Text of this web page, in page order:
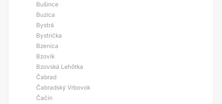
Bušince
Buzica
Bystrá
Bystrička
Bzenica
Bzovík
Bzovská Lehôtka
Čabrad
Čabradský Vrbovok
Čačín